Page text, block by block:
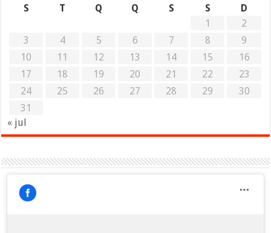
S
T Q Q S S
D
1
2
3
4 5 6 7 8
9
10
11 12 13 14 15
16
17
18 19 20 21 22
23
24
25 26 27 28 29
30
31
« jul